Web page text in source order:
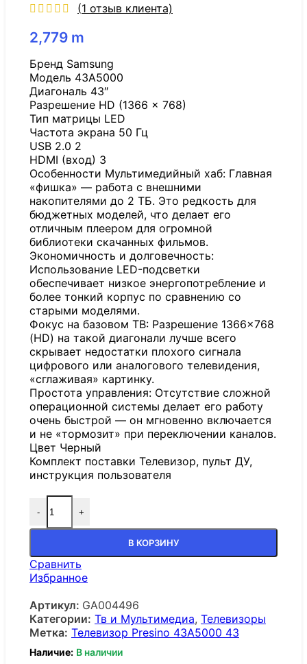
(1 отзыв клиента)
2,779 m
Бренд Samsung
Модель 43A5000
Диагональ 43″
Разрешение HD (1366 x 768)
Тип матрицы LED
Частота экрана 50 Гц
USB 2.0 2
HDMI (вход) 3
Особенности Мультимедийный хаб: Главная
«фишка» — работа с внешними
накопителями до 2 ТБ. Это редкость для
бюджетных моделей, что делает его
отличным плеером для огромной
библиотеки скачанных фильмов.
Экономичность и долговечность:
Использование LED-подсветки
обеспечивает низкое энергопотребление и
более тонкий корпус по сравнению со
старыми моделями.
Фокус на базовом ТВ: Разрешение 1366×768
(HD) на такой диагонали лучше всего
скрывает недостатки плохого сигнала
цифрового или аналогового телевидения,
«сглаживая» картинку.
Простота управления: Отсутствие сложной
операционной системы делает его работу
очень быстрой — он мгновенно включается
и не «тормозит» при переключении каналов.
Цвет Черный
Комплект поставки Телевизор, пульт ДУ,
инструкция пользователя
- +
В КОРЗИНУ
Сравнить
Избранное
Артикул: GA004496
Категории: Тв и Мультимедиа, Телевизоры
Метка: Телевизор Presino 43A5000 43
Наличие: В наличии